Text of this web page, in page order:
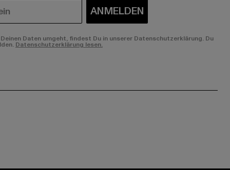
ANMELDEN
Daten umgeht, findest Du in unserer Datenschutzerklärung. Du
Datenschutzerklärung lesen.